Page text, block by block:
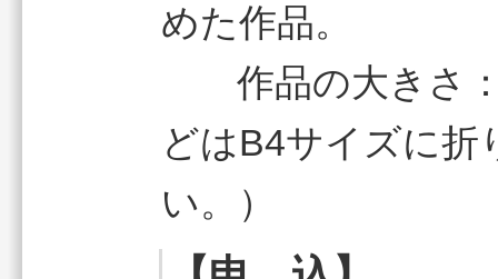
めた作品。
作品の大きさ：
どはB4サイズに折
い。）